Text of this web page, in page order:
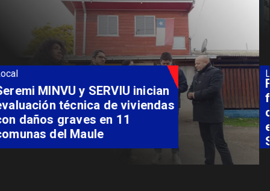
Local
Fondo Orasmi entrega apoyo a
familia de Romeral para
costear alimentación
especializada de niño con
Síndrome de Intestino Corto